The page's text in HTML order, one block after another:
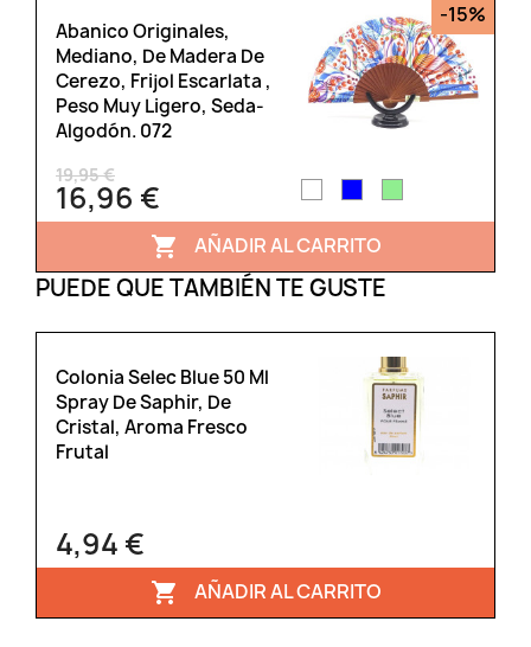
Abanico Originales,
Mediano, De Madera De
Cerezo, Frijol Escarlata ,
Peso Muy Ligero, Seda-
Algodón. 072
19,95 €
16,96 €
-15%
 AÑADIR AL CARRITO
PUEDE QUE TAMBIÉN TE GUSTE
Colonia Selec Blue 50 Ml
Spray De Saphir, De
Cristal, Aroma Fresco
Frutal
4,94 €
 AÑADIR AL CARRITO